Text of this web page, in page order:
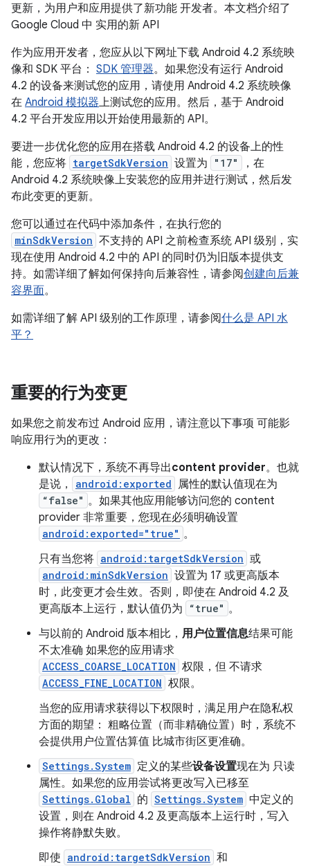
更新，为用户和应用提供了新功能 开发者。本文档介绍了
Google Cloud 中 实用的新 API
作为应用开发者，您应从以下网址下载 Android 4.2 系统映
像和 SDK 平台： SDK 管理器。如果您没有运行 Android
4.2 的设备来测试您的应用，请使用 Android 4.2 系统映像
在 Android 模拟器上测试您的应用。然后，基于 Android
4.2 平台开发应用以开始使用最新的 API。
要进一步优化您的应用在搭载 Android 4.2 的设备上的性
能，您应将 targetSdkVersion 设置为 "17"
，在
Android 4.2 系统映像上安装您的应用并进行测试，然后发
布此变更的更新。
您可以通过在代码中添加条件，在执行您的
minSdkVersion 不支持的 API 之前检查系统 API 级别，实
现在使用 Android 4.2 中的 API 的同时仍为旧版本提供支
持。如需详细了解如何保持向后兼容性，请参阅创建向后兼
容界面。
如需详细了解 API 级别的工作原理，请参阅什么是 API 水
平？
重要的行为变更
如果您之前发布过 Android 应用，请注意以下事项 可能影
响应用行为的更改：
默认情况下，系统不再导出content provider。也就
是说，
android:exported 属性的默认值现在为
“false" 。如果其他应用能够访问您的 content
provider 非常重要，您现在必须明确设置
android:exported="true" 。
只有当您将 android:targetSdkVersion 或
android:minSdkVersion 设置为 17 或更高版本
时，此变更才会生效。否则，即使在 Android 4.2 及
更高版本上运行，默认值仍为
“true" 。
与以前的 Android 版本相比， 用户位置信息结果可能
不太准确 如果您的应用请求
ACCESS_COARSE_LOCATION 权限，但 不请求
ACCESS_FINE_LOCATION 权限。
当您的应用请求获得以下权限时，满足用户在隐私权
方面的期望： 粗略位置（而非精确位置）时，系统不
会提供用户位置估算值 比城市街区更准确。
Settings.System 定义的某些设备设置现在为 只读
属性。如果您的应用尝试将更改写入已移至
Settings.Global 的 Settings.System 中定义的
设置，则在 Android 4.2 及更高版本上运行时，写入
操作将静默失败。
即使 android:targetSdkVersion 和